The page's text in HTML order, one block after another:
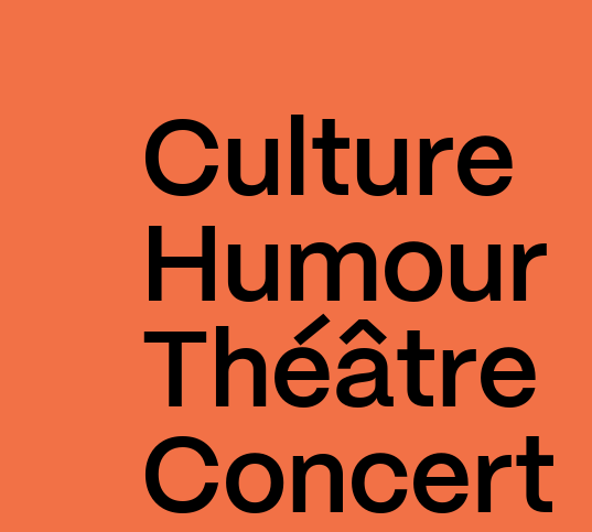
Culture
Humour
Théâtre
Concert